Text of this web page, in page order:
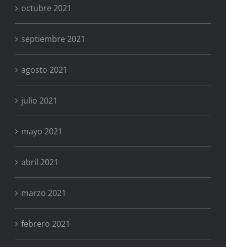
octubre 2021
septiembre 2021
agosto 2021
julio 2021
mayo 2021
abril 2021
marzo 2021
febrero 2021